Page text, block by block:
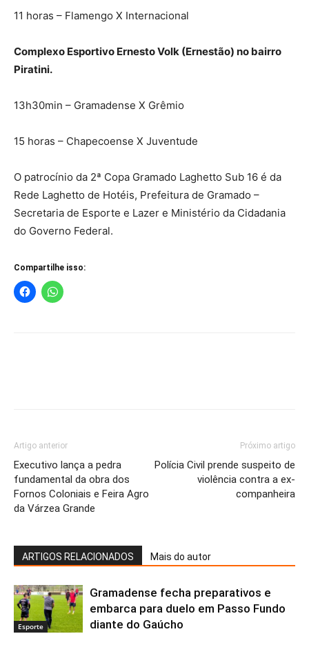
11 horas – Flamengo X Internacional
Complexo Esportivo Ernesto Volk (Ernestão) no bairro
Piratini.
13h30min – Gramadense X Grêmio
15 horas – Chapecoense X Juventude
O patrocínio da 2ª Copa Gramado Laghetto Sub 16 é da
Rede Laghetto de Hotéis, Prefeitura de Gramado –
Secretaria de Esporte e Lazer e Ministério da Cidadania
do Governo Federal.
Compartilhe isso:
Artigo anterior
Executivo lança a pedra
fundamental da obra dos
Fornos Coloniais e Feira Agro
da Várzea Grande
Próximo artigo
Polícia Civil prende suspeito de
violência contra a ex-
companheira
ARTIGOS RELACIONADOS Mais do autor
Esporte
Gramadense fecha preparativos e
embarca para duelo em Passo Fundo
diante do Gaúcho